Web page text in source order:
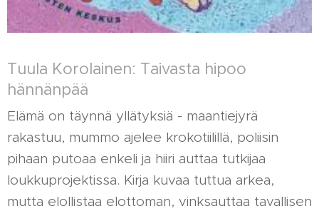
Tuula Korolainen: Taivasta hipoo
hännänpää
Elämä on täynnä yllätyksiä - maantiejyrä
rakastuu, mummo ajelee krokotiilillä, poliisin
pihaan putoaa enkeli ja hiiri auttaa tutkijaa
loukkuprojektissa. Kirja kuvaa tuttua arkea,
mutta elollistaa elottoman, vinksauttaa tavallisen